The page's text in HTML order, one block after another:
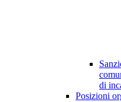
di
Posizioni